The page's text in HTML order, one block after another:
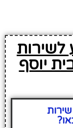
לשירות
יוסף